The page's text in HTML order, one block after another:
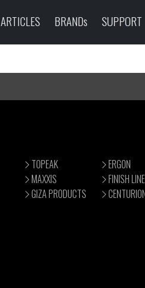
ARTICLES BRANDs SUPPORT
TOPEAK ERGON
MAXXIS FINISH LINE
GIZA PRODUCTS